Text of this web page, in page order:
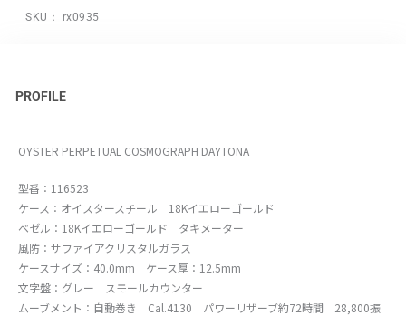
SKU： rx0935
PROFILE
OYSTER PERPETUAL COSMOGRAPH DAYTONA
型番：116523
ケース：オイスタースチール 18Kイエローゴールド
ベゼル：18Kイエローゴールド タキメーター
風防：サファイアクリスタルガラス
ケースサイズ：40.0mm ケース厚：12.5mm
文字盤：グレー スモールカウンター
ムーブメント：自動巻き Cal.4130 パワーリザーブ約72時間 28,800振